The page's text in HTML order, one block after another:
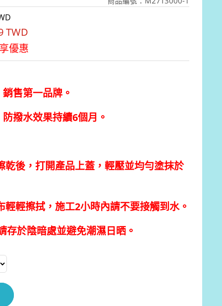
TWD
優惠
售第一品牌。
撥水效果持續6個月。
乾後，打開產品上蓋，輕壓並均勻塗抹於
輕輕擦拭，施工2小時內請不要接觸到水。
存於陰暗處並避免潮濕日晒。